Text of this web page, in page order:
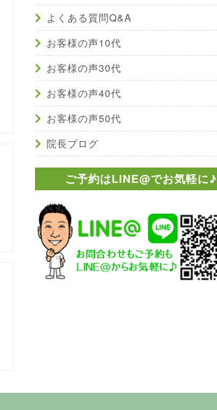
よくある質問Q&A
お客様の声10代
お客様の声30代
お客様の声40代
お客様の声50代
院長ブログ
ご予約はLINE@でお気軽に♪